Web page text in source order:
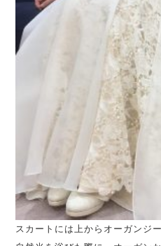
スカートには上からオーガンジ